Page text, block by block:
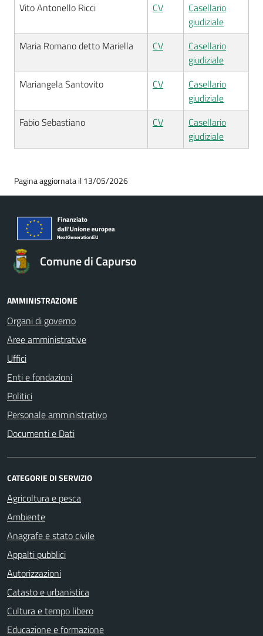
Vito Antonello Ricci
CV
Casellario
giudiziale
Maria Romano detto Mariella
CV
Casellario
giudiziale
Mariangela Santovito
CV
Casellario
giudiziale
Fabio Sebastiano
CV
Casellario
giudiziale
Pagina aggiornata il 13/05/2026
Comune di Capurso
AMMINISTRAZIONE
Organi di governo
Aree amministrative
Uffici
Enti e fondazioni
Politici
Personale amministrativo
Documenti e Dati
CATEGORIE DI SERVIZIO
Agricoltura e pesca
Ambiente
Anagrafe e stato civile
Appalti pubblici
Autorizzazioni
Catasto e urbanistica
Cultura e tempo libero
Educazione e formazione